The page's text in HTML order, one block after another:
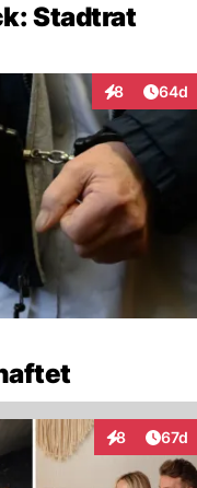
Stadtrat
8
Interaktionen
64d
8
Interaktionen
67d